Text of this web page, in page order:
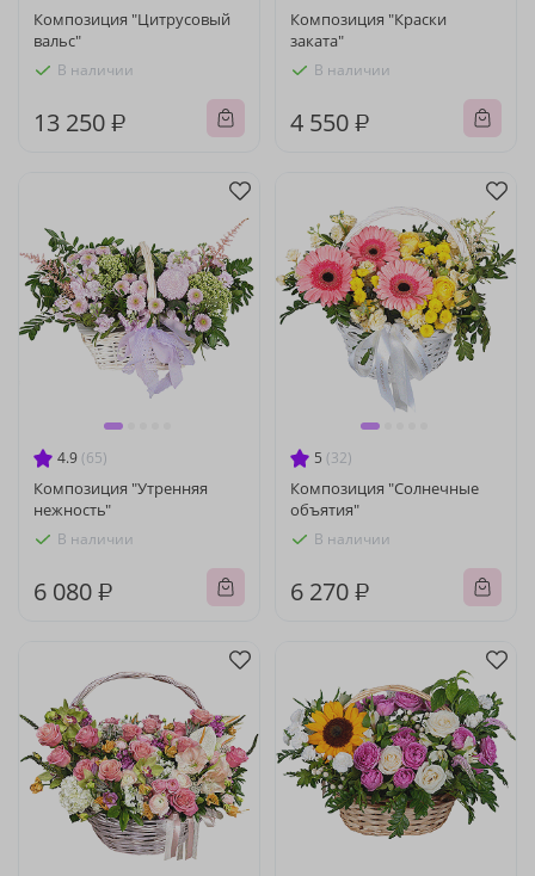
Композиция "Цитрусовый
вальс"
В наличии
13 250 ₽
Композиция "Краски
заката"
В наличии
4 550 ₽
4.9 (65)
Композиция "Утренняя
нежность"
В наличии
6 080 ₽
5 (32)
Композиция "Солнечные
объятия"
В наличии
6 270 ₽